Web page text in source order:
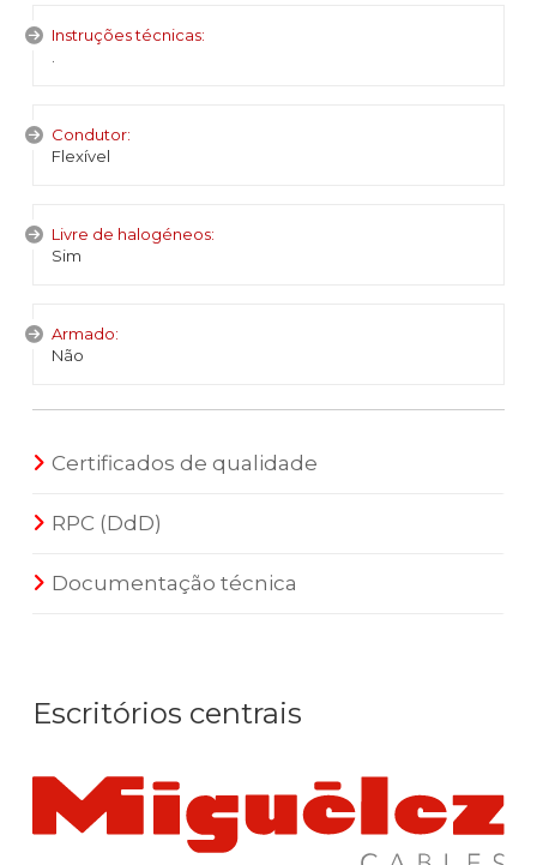
Instruções técnicas:
Condutor:
Flexível
Livre de halogéneos:
Sim
Armado:
Não
Certificados de qualidade
RPC (DdD)
Documentação técnica
Escritórios centrais